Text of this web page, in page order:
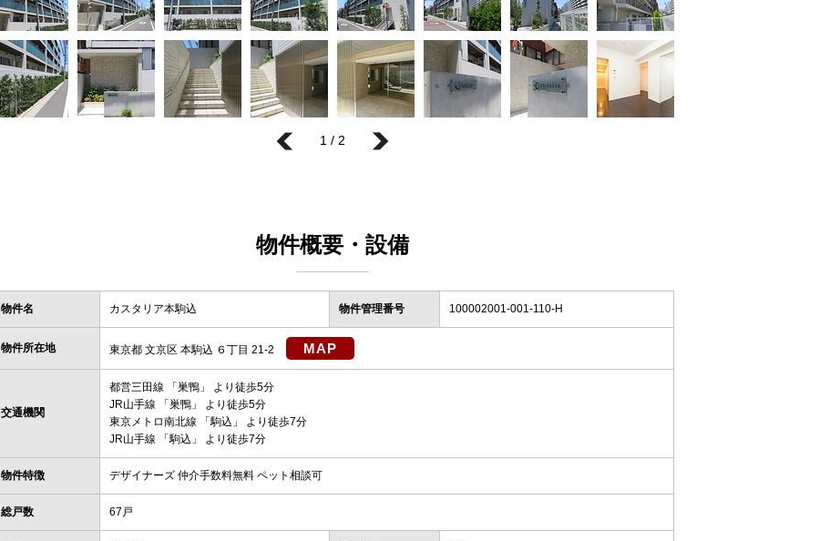
1 / 2
物件概要・設備
物件名 カスタリア本駒込 物件管理番号 100002001-001-110-H
物件所在地 東京都 文京区 本駒込 ６丁目 21-2 MAP
交通機関
都営三田線 「 巣鴨 」 より徒歩5分
JR山手線 「 巣鴨 」 より徒歩5分
東京メトロ南北線 「駒込 」 より徒歩7分
JR山手線 「駒込 」 より徒歩7分
物件特徴 デザイナーズ 仲介手数料無料 ペット相談可
総戸数 67戸